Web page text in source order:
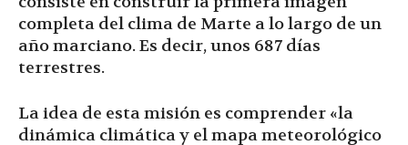
completa del clima de Marte a lo largo de un
año marciano. Es decir, unos 687 días
terrestres.
La idea de esta misión es comprender «la
dinámica climática y el mapa meteorológico